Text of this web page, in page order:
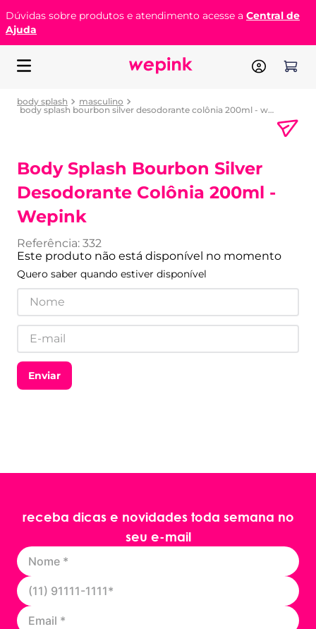
Dúvidas sobre produtos e atendimento acesse a Central de
Ajuda
body splash
masculino
body splash bourbon silver desodorante colônia 200ml - wepink
Body Splash Bourbon Silver
Desodorante Colônia 200ml -
Wepink
Referência: 332
Este produto não está disponível no momento
Quero saber quando estiver disponível
Enviar
receba dicas e novidades toda semana no
seu e-mail